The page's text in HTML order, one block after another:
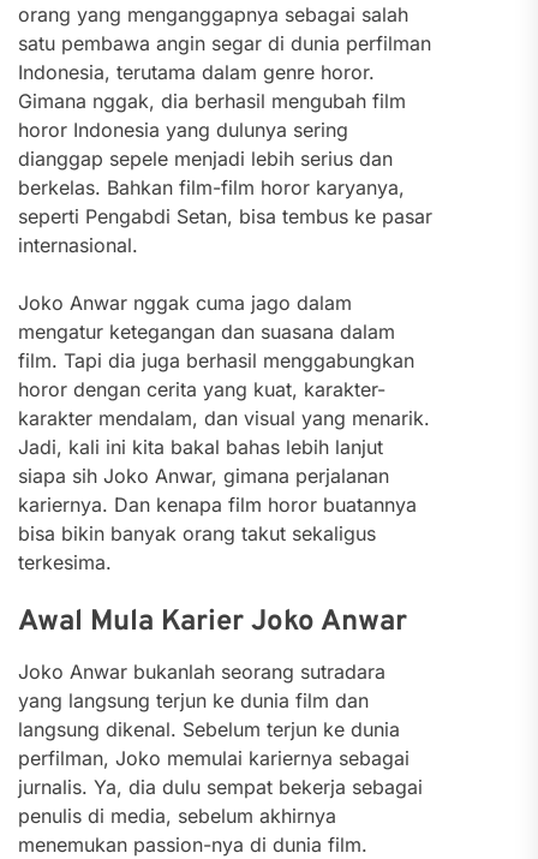
orang yang menganggapnya sebagai salah
satu pembawa angin segar di dunia perfilman
Indonesia, terutama dalam genre horor.
Gimana nggak, dia berhasil mengubah film
horor Indonesia yang dulunya sering
dianggap sepele menjadi lebih serius dan
berkelas. Bahkan film-film horor karyanya,
seperti Pengabdi Setan, bisa tembus ke pasar
internasional.
Joko Anwar nggak cuma jago dalam
mengatur ketegangan dan suasana dalam
film. Tapi dia juga berhasil menggabungkan
horor dengan cerita yang kuat, karakter-
karakter mendalam, dan visual yang menarik.
Jadi, kali ini kita bakal bahas lebih lanjut
siapa sih Joko Anwar, gimana perjalanan
kariernya. Dan kenapa film horor buatannya
bisa bikin banyak orang takut sekaligus
terkesima.
Awal Mula Karier Joko Anwar
Joko Anwar bukanlah seorang sutradara
yang langsung terjun ke dunia film dan
langsung dikenal. Sebelum terjun ke dunia
perfilman, Joko memulai kariernya sebagai
jurnalis. Ya, dia dulu sempat bekerja sebagai
penulis di media, sebelum akhirnya
menemukan passion-nya di dunia film.